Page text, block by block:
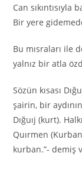
Can sıkıntısıyla
Bir yere
Bu mısraları ile
yalnız bir atla
Sözün kısası
şairin, bir
Dığuıj (kurt).
Quırmen
kurban.”- demiş